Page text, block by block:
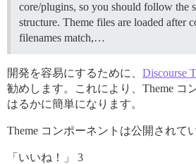
core/plugins, so you should follow the
structure. Theme files are loaded after
filenames match,…
開発を容易にするために、 Discourse
勧めします。これにより、Theme コ
はるかに簡単になります。
Theme コンポーネントは公開されて
「いいね！」 3